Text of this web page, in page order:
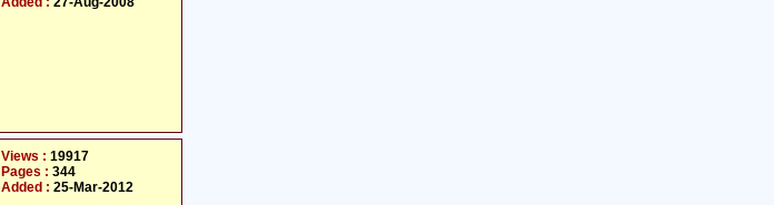
Views : 19917
Pages : 344
Added : 25-Mar-2012